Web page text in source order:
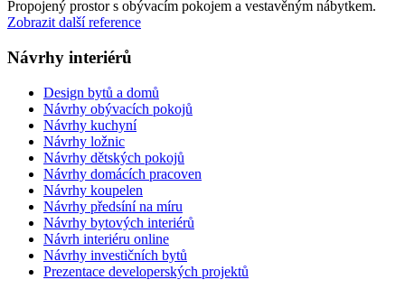
Propojený prostor s obývacím pokojem a vestavěným nábytkem.
Zobrazit další reference
Návrhy interiérů
Design bytů a domů
Návrhy obývacích pokojů
Návrhy kuchyní
Návrhy ložnic
Návrhy dětských pokojů
Návrhy domácích pracoven
Návrhy koupelen
Návrhy předsíní na míru
Návrhy bytových interiérů
Návrh interiéru online
Návrhy investičních bytů
Prezentace developerských projektů